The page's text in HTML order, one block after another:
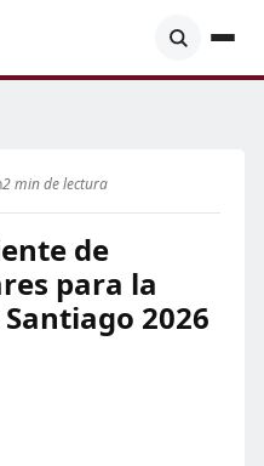
2 min de lectura
de
para la
2026